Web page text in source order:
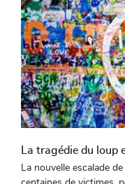
La tragédie du loup
La nouvelle escalade